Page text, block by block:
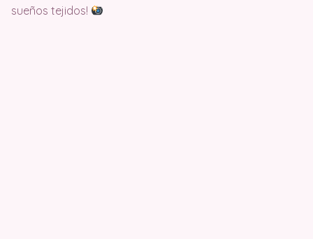
sueños tejidos!